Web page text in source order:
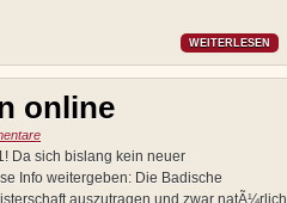
WEITERLESEN
online
Da sich bislang kein neuer
Info weitergeben: Die Badische